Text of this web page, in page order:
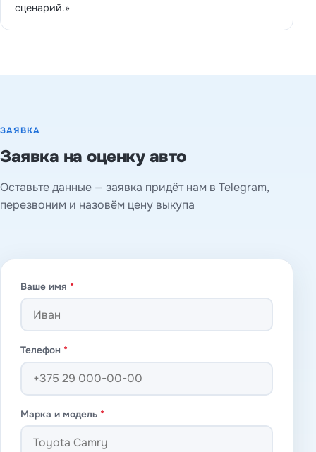
сценарий.»
ЗАЯВКА
Заявка на оценку авто
Оставьте данные — заявка придёт нам в Telegram,
перезвоним и назовём цену выкупа
Ваше имя *
Телефон *
Марка и модель *